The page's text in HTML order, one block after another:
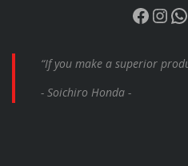
“If you make a superior
- Soichiro Honda -